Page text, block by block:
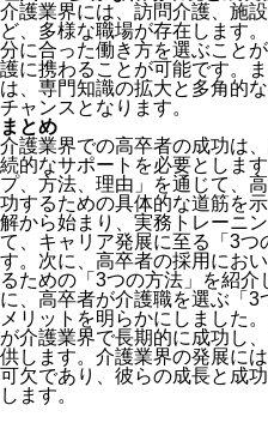
介護業界には、訪問介護、施
ど、多様な職場が存在します
分に合った働き方を選ぶこと
護に携わることが可能です。
は、専門知識の拡大と多角的
チャンスとなります。
まとめ
介護業界での高卒者の成功は
続的なサポートを必要としま
プ、方法、理由」を通じて、
功するための具体的な道筋を
解から始まり、実務トレーニ
て、キャリア発展に至る「3つ
す。次に、高卒者の採用にお
るための「3つの方法」を紹介
に、高卒者が介護職を選ぶ「3
メリットを明らかにしました
が介護業界で長期的に成功し
供します。介護業界の発展に
可欠であり、彼らの成長と成
します。
高卒者が介護業界で成功
高卒採用で介護施設が直
高卒者が介護職を選ぶ理
まとめ